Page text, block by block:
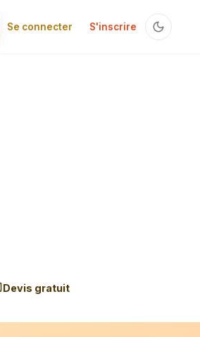
Se connecter S'inscrire
Devis gratuit